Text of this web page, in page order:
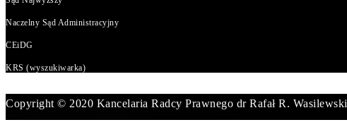
Naczelny Sąd Administracyjny
CEiDG
KRS (wyszukiwarka)
Copyright © 2020 Kancelaria Radcy Prawnego dr Rafał R. Wasilewski